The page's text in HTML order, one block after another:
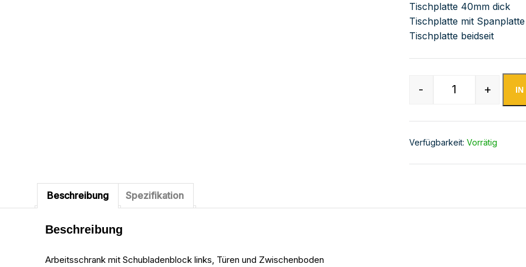
Tischplatte 40mm dick
Tischplatte mit
Tischplatte beidseit
Edelstahl
- + IN
Verfügbarkeit: Vorrätig
Beschreibung Spezifikation
Beschreibung
Arbeitsschrank mit Schubladenblock links, Türen und Zwischenboden